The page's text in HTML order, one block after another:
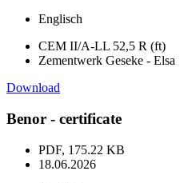
Englisch
CEM II/A-LL 52,5 R (ft)
Zementwerk Geseke - Elsa
Download
Benor - certificate
PDF, 175.22 KB
18.06.2026